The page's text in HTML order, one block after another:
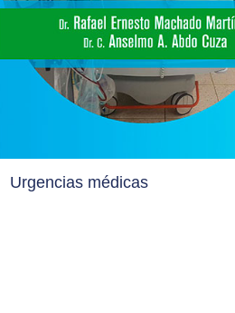
Urgencias médicas